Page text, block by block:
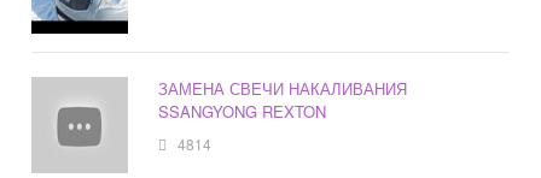
ЗАМЕНА СВЕЧИ НАКАЛИВАНИЯ
SSANGYONG REXTON
4814